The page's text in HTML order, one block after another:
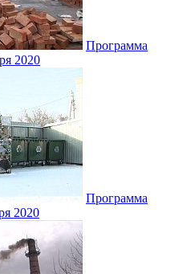
Программа
2020
Программа
2020